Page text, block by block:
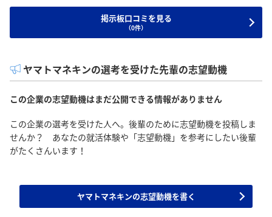
掲示板口コミを見る
（0件）
ヤマトマネキンの選考を受けた先輩の志望動機
この企業の志望動機はまだ公開できる情報がありません
この企業の選考を受けた人へ。後輩のために志望動機を投稿しま
せんか？ あなたの就活体験や「志望動機」を参考にしたい後輩
がたくさんいます！
ヤマトマネキンの志望動機を書く